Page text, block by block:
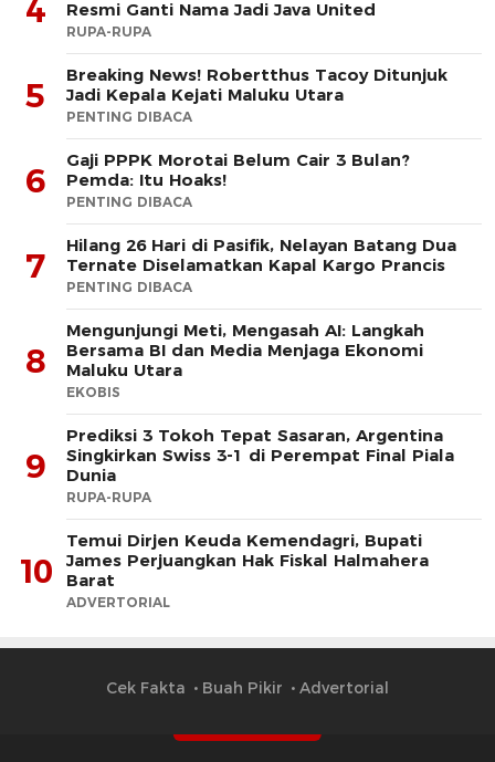
4
Resmi Ganti Nama Jadi Java United
RUPA-RUPA
5
Breaking News! Robertthus Tacoy Ditunjuk
Jadi Kepala Kejati Maluku Utara
PENTING DIBACA
6
Gaji PPPK Morotai Belum Cair 3 Bulan?
Pemda: Itu Hoaks!
PENTING DIBACA
7
Hilang 26 Hari di Pasifik, Nelayan Batang Dua
Ternate Diselamatkan Kapal Kargo Prancis
PENTING DIBACA
8
Mengunjungi Meti, Mengasah AI: Langkah
Bersama BI dan Media Menjaga Ekonomi
Maluku Utara
EKOBIS
9
Prediksi 3 Tokoh Tepat Sasaran, Argentina
Singkirkan Swiss 3-1 di Perempat Final Piala
Dunia
RUPA-RUPA
10
​Temui Dirjen Keuda Kemendagri, Bupati
James Perjuangkan Hak Fiskal Halmahera
Barat
ADVERTORIAL
Cek Fakta Buah Pikir Advertorial